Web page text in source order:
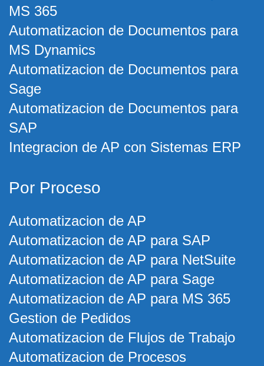
MS 365
Automatizacion de Documentos para
MS Dynamics
Automatizacion de Documentos para
Sage
Automatizacion de Documentos para
SAP
Integracion de AP con Sistemas ERP
Por Proceso
Automatizacion de AP
Automatizacion de AP para SAP
Automatizacion de AP para NetSuite
Automatizacion de AP para Sage
Automatizacion de AP para MS 365
Gestion de Pedidos
Automatizacion de Flujos de Trabajo
Automatizacion de Procesos